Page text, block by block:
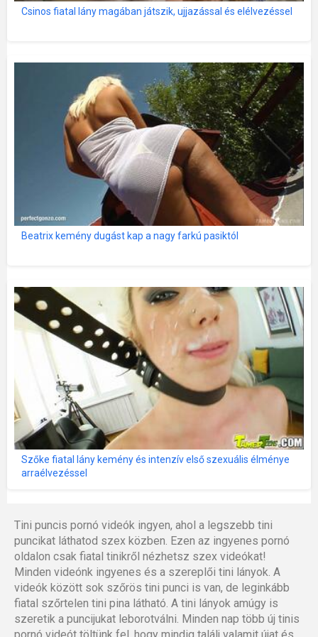
Csinos fiatal lány magában játszik, ujjazással és elélvezéssel
Beatrix kemény dugást kap a nagy farkú pasiktól
Szőke fiatal lány kemény és intenzív első szexuális élménye
arraélvezéssel
Tini puncis pornó videók ingyen, ahol a legszebb tini
puncikat láthatod szex közben. Ezen az ingyenes pornó
oldalon csak fiatal tinikről nézhetsz szex videókat!
Minden videónk ingyenes és a szereplői tini lányok. A
videók között sok szőrös tini punci is van, de leginkább
fiatal szőrtelen tini pina látható. A tini lányok amúgy is
szeretik a puncijukat leborotválni. Minden nap több új tinis